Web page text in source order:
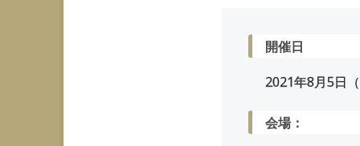
開催日
2021年8月5日
会場：